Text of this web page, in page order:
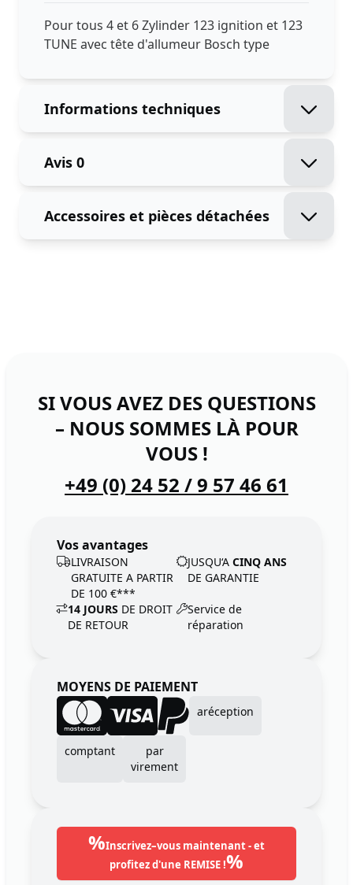
Pour tous 4 et 6 Zylinder 123 ignition et 123
TUNE avec tête d'allumeur Bosch type
Informations techniques
Avis 0
Accessoires et pièces détachées
SI VOUS AVEZ DES QUESTIONS
– NOUS SOMMES LÀ POUR
VOUS !
+49 (0) 24 52 / 9 57 46 61
Vos avantages
LIVRAISON
GRATUITE A PARTIR
DE 100 €***
JUSQU‘A CINQ ANS
DE GARANTIE
14 JOURS DE DROIT
DE RETOUR
Service de
réparation
MOYENS DE PAIEMENT
aréception
comptant
par
virement
%Inscrivez–vous maintenant - et
profitez d'une REMISE !%